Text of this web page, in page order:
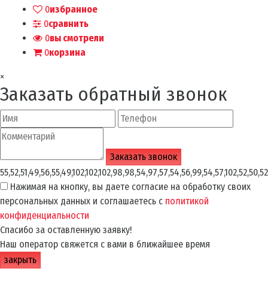
0избранное
0сравнить
0вы смотрели
0корзина
×
Заказать обратный звонок
Нажимая на кнопку, вы даете согласие на обработку своих
персональных данных и соглашаетесь с политикой
конфиденциальности
Спасибо за оставленную заявку!
Наш оператор свяжется с вами в ближайшее время
закрыть